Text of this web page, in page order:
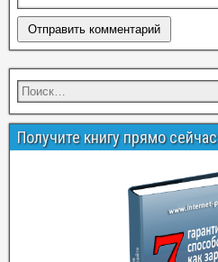
Получите книгу прямо сейчас